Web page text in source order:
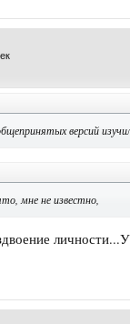
версий
мне не известно,